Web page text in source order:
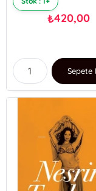
₺420,00
Sepete